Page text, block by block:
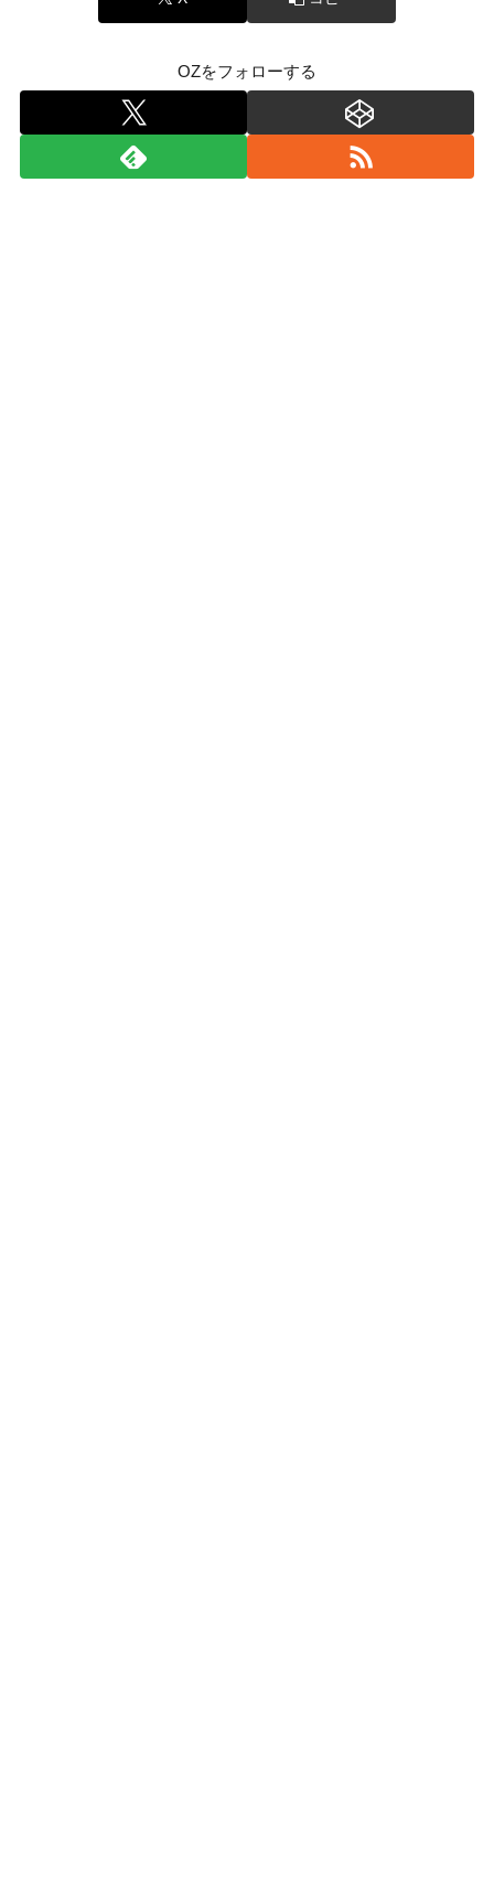
OZをフォローする